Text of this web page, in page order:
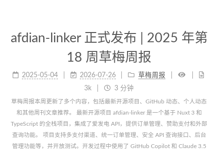
afdian-linker 正式发布 | 2025 年第
18 周草梅周报
2025-05-04 2026-07-26
草梅周报
3k
3 分钟
草梅周报本周更新了多个内容，包括最新开源项目、GitHub 动态、个人动态
和其他周刊文章推荐。 最新开源项目 afdian-linker 是一个基于 Nuxt 3 和
TypeScript 的全栈项目，集成了爱发电 API，提供订单管理、赞助支付和外部
查询功能。 项目支持多支付渠道、统一订单管理、安全 API 查询接口、后台
管理功能等，并开放测试。开发过程中使用了 GitHub Copilot 和 Claude 3.5